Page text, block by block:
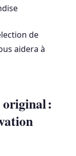
de
aidera à
original :